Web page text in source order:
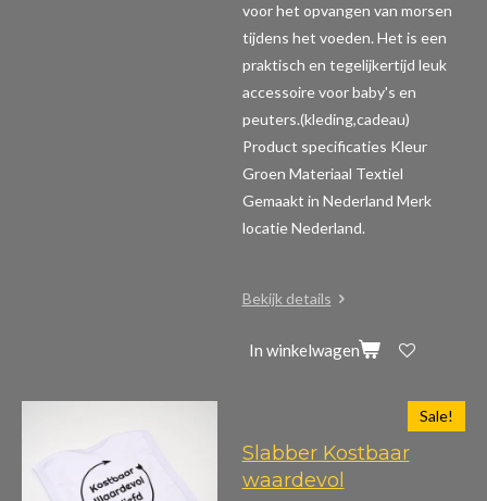
voor het opvangen van morsen
tijdens het voeden. Het is een
praktisch en tegelijkertijd leuk
accessoire voor baby's en
peuters.(kleding,cadeau)
Product specificaties Kleur
Groen Materiaal Textiel
Gemaakt in Nederland Merk
locatie Nederland.
Bekijk details
In winkelwagen
Sale!
Slabber Kostbaar
waardevol